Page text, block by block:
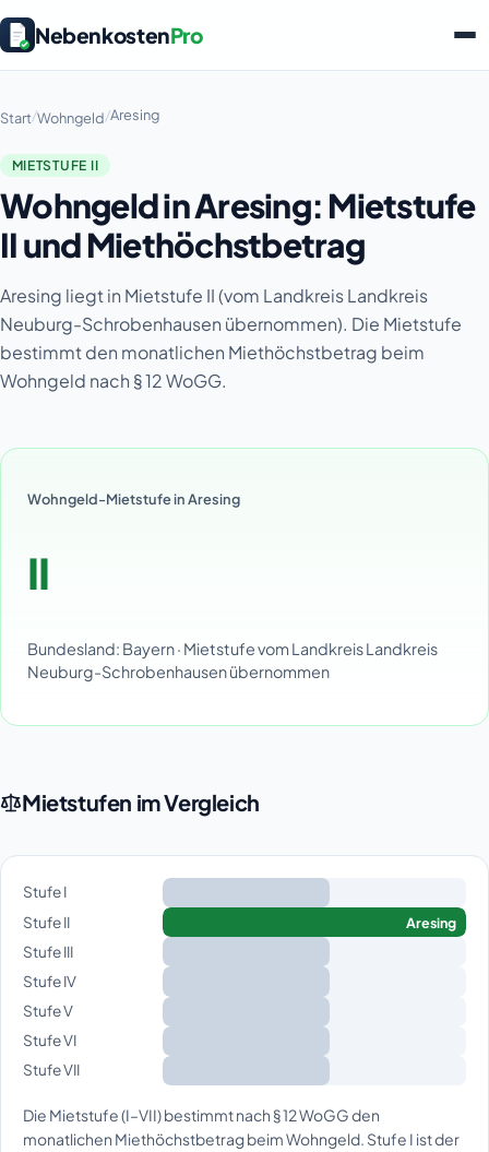
NebenkostenPro
Start/Wohngeld/Aresing
MIETSTUFE II
Wohngeld in Aresing: Mietstufe
II und Miethöchstbetrag
Aresing liegt in Mietstufe II (vom Landkreis Landkreis
Neuburg-Schrobenhausen übernommen). Die Mietstufe
bestimmt den monatlichen Miethöchstbetrag beim
Wohngeld nach § 12 WoGG.
Wohngeld-Mietstufe in Aresing
II
Bundesland: Bayern · Mietstufe vom Landkreis Landkreis
Neuburg-Schrobenhausen übernommen
Mietstufen im Vergleich
Stufe I
Stufe II
Aresing
Stufe III
Stufe IV
Stufe V
Stufe VI
Stufe VII
Die Mietstufe (I–VII) bestimmt nach § 12 WoGG den
monatlichen Miethöchstbetrag beim Wohngeld. Stufe I ist der